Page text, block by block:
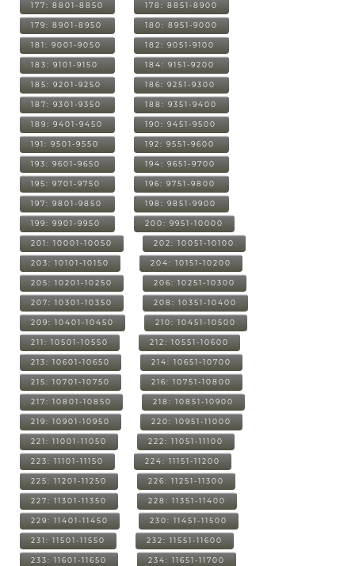
177: 8801-8850 178: 8851-8900
179: 8901-8950 180: 8951-9000
181: 9001-9050 182: 9051-9100
183: 9101-9150 184: 9151-9200
185: 9201-9250 186: 9251-9300
187: 9301-9350 188: 9351-9400
189: 9401-9450 190: 9451-9500
191: 9501-9550 192: 9551-9600
193: 9601-9650 194: 9651-9700
195: 9701-9750 196: 9751-9800
197: 9801-9850 198: 9851-9900
199: 9901-9950 200: 9951-10000
201: 10001-10050 202: 10051-10100
203: 10101-10150 204: 10151-10200
205: 10201-10250 206: 10251-10300
207: 10301-10350 208: 10351-10400
209: 10401-10450 210: 10451-10500
211: 10501-10550 212: 10551-10600
213: 10601-10650 214: 10651-10700
215: 10701-10750 216: 10751-10800
217: 10801-10850 218: 10851-10900
219: 10901-10950 220: 10951-11000
221: 11001-11050 222: 11051-11100
223: 11101-11150 224: 11151-11200
225: 11201-11250 226: 11251-11300
227: 11301-11350 228: 11351-11400
229: 11401-11450 230: 11451-11500
231: 11501-11550 232: 11551-11600
233: 11601-11650 234: 11651-11700